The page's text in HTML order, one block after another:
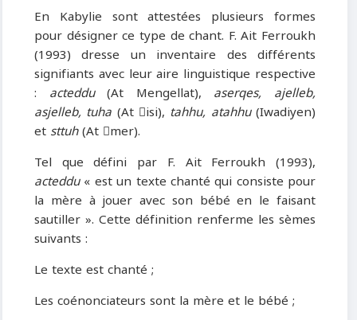
En Kabylie sont attestées plusieurs formes
pour désigner ce type de chant. F. Ait Ferroukh
(1993) dresse un inventaire des différents
signifiants avec leur aire linguistique respective
: acteddu(At Mengellat), aserqes, ajelleb,
asjelleb, tuha (At isi), tahhu, atahhu(Iwadiyen)
et sttuh(At mer).
Tel que défini par F. Ait Ferroukh (1993),
acteddu« est un texte chanté qui consiste pour
la mère à jouer avec son bébé en le faisant
sautiller ». Cette définition renferme les sèmes
suivants :
Le texte est chanté ;
Les coénonciateurs sont la mère et le bébé ;